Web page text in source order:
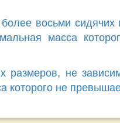
восьми
масса
размеров, не
не